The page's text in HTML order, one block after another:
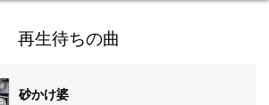
再生待ちの曲
砂かけ婆